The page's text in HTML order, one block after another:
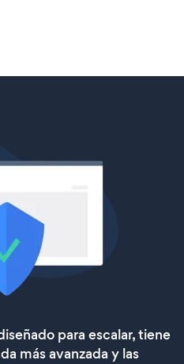
para escalar, tiene
más avanzada y las